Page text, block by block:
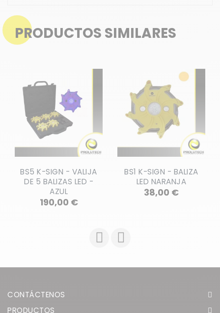
PRODUCTOS SIMILARES
BS5 K-SIGN - VALIJA
DE 5 BALIZAS LED -
AZUL
190,00 €Precio
BS1 K-SIGN - BALIZA
LED NARANJA
38,00 €Precio
CONTÁCTENOS
PRODUCTOS